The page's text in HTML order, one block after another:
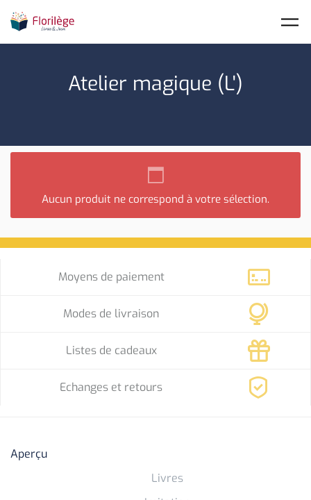
Atelier magique (L')
Aucun produit ne correspond à votre sélection.
Moyens de paiement
Modes de livraison
Listes de cadeaux
Echanges et retours
Aperçu
Livres